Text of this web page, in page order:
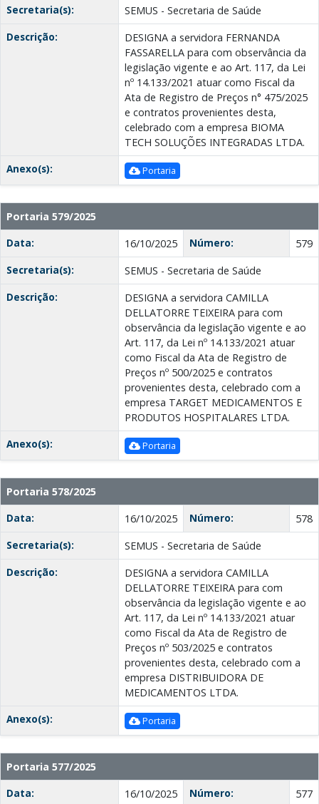
Secretaria(s):
SEMUS - Secretaria de Saúde
Descrição:
DESIGNA a servidora FERNANDA
FASSARELLA para com observância da
legislação vigente e ao Art. 117, da Lei
nº 14.133/2021 atuar como Fiscal da
Ata de Registro de Preços n° 475/2025
e contratos provenientes desta,
celebrado com a empresa BIOMA
TECH SOLUÇÕES INTEGRADAS LTDA.
Anexo(s):
Portaria
Portaria 579/2025
Data:
16/10/2025 Número:
579
Secretaria(s):
SEMUS - Secretaria de Saúde
Descrição:
DESIGNA a servidora CAMILLA
DELLATORRE TEIXEIRA para com
observância da legislação vigente e ao
Art. 117, da Lei nº 14.133/2021 atuar
como Fiscal da Ata de Registro de
Preços nº 500/2025 e contratos
provenientes desta, celebrado com a
empresa TARGET MEDICAMENTOS E
PRODUTOS HOSPITALARES LTDА.
Anexo(s):
Portaria
Portaria 578/2025
Data:
16/10/2025 Número:
578
Secretaria(s):
SEMUS - Secretaria de Saúde
Descrição:
DESIGNA a servidora CAMILLA
DELLATORRE TEIXEIRA para com
observância da legislação vigente e ao
Art. 117, da Lei nº 14.133/2021 atuar
como Fiscal da Ata de Registro de
Preços nº 503/2025 e contratos
provenientes desta, celebrado com a
empresa DISTRIBUIDORA DE
MEDICAMENTOS LTDA.
Anexo(s):
Portaria
Portaria 577/2025
Data:
16/10/2025 Número: 577